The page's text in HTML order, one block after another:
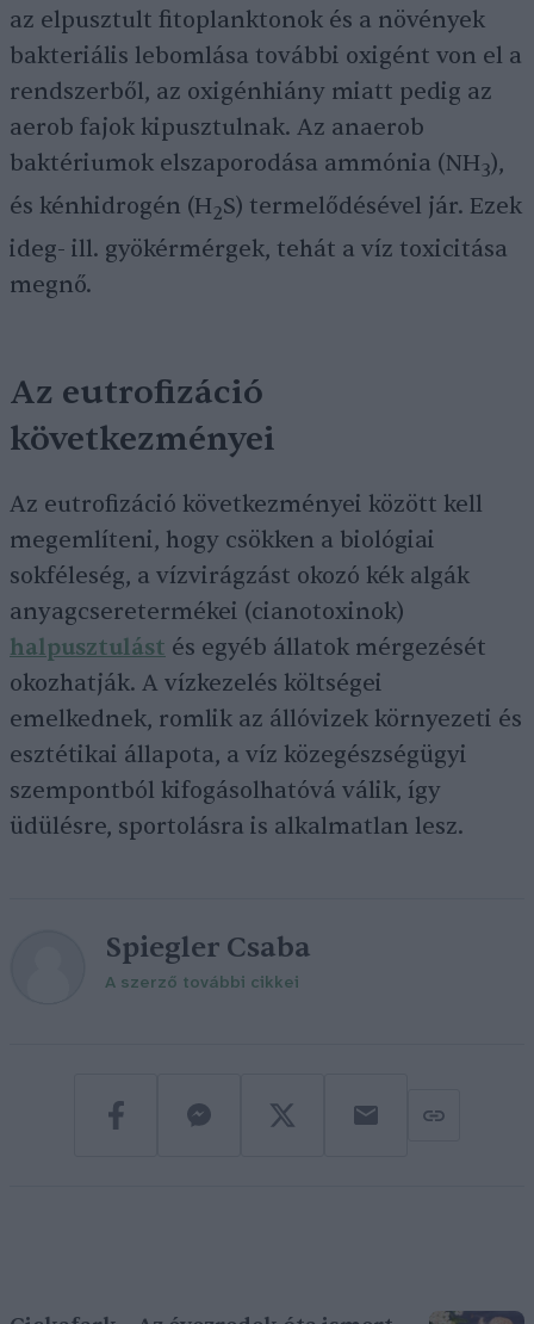
az elpusztult fitoplanktonok és a növények
bakteriális lebomlása további oxigént von el a
rendszerből, az oxigénhiány miatt pedig az
aerob fajok kipusztulnak. Az anaerob
baktériumok elszaporodása ammónia (NH3),
és kénhidrogén (H2S) termelődésével jár. Ezek
ideg- ill. gyökérmérgek, tehát a víz toxicitása
megnő.
Az eutrofizáció
következményei
Az eutrofizáció következményei között kell
megemlíteni, hogy csökken a biológiai
sokféleség, a vízvirágzást okozó kék algák
anyagcseretermékei (cianotoxinok)
halpusztulást és egyéb állatok mérgezését
okozhatják. A vízkezelés költségei
emelkednek, romlik az állóvizek környezeti és
esztétikai állapota, a víz közegészségügyi
szempontból kifogásolhatóvá válik, így
üdülésre, sportolásra is alkalmatlan lesz.
Spiegler Csaba
A szerző további cikkei